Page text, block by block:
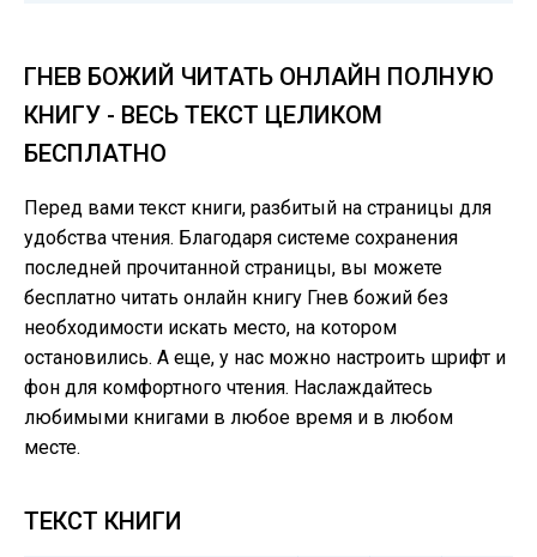
ГНЕВ БОЖИЙ ЧИТАТЬ ОНЛАЙН ПОЛНУЮ
КНИГУ - ВЕСЬ ТЕКСТ ЦЕЛИКОМ
БЕСПЛАТНО
Перед вами текст книги, разбитый на страницы для
удобства чтения. Благодаря системе сохранения
последней прочитанной страницы, вы можете
бесплатно читать онлайн книгу Гнев божий без
необходимости искать место, на котором
остановились. А еще, у нас можно настроить шрифт и
фон для комфортного чтения. Наслаждайтесь
любимыми книгами в любое время и в любом
месте.
ТЕКСТ КНИГИ